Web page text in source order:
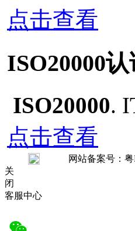
点击查看
ISO20000
ISO20000.
点击查看
网站备案号：
关
闭
客服中心